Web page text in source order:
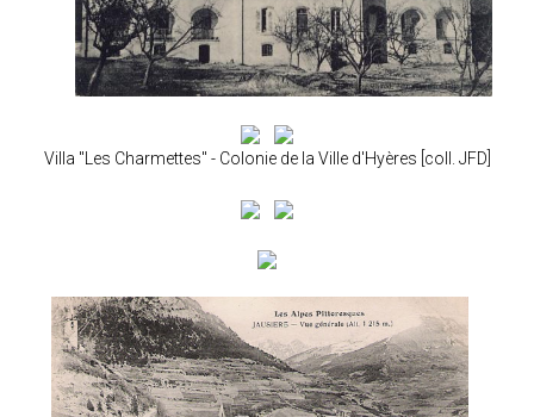
Villa "Les Charmettes" - Colonie de la Ville d'Hyères [coll. JFD]